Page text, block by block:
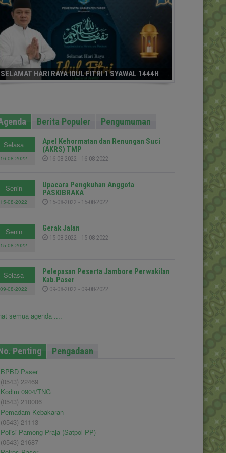
SELAMAT HARI RAYA IDUL FITRI 1 SYAWAL 1444H
Berita Populer Pengumuman
Selasa
16-08-2022
Apel Kehormatan dan Renungan Suci
(AKRS) TMP
16-08-2022 - 16-08-2022
Senin
15-08-2022
Upacara Pengkuhan Anggota
PASKIBRAKA
15-08-2022 - 15-08-2022
Senin
15-08-2022
Gerak Jalan
15-08-2022 - 15-08-2022
Selasa
09-08-2022
Pelepasan Peserta Jambore Perwakilan
Kab.Paser
09-08-2022 - 09-08-2022
semua agenda ....
Penting Pengadaan
BPBD Paser
(0543) 22469
Kodim 0904/TNG
(0543) 210006
Pemadam Kebakaran
(0543) 21113
Polisi Pamong Praja (Satpol PP)
(0543) 21687